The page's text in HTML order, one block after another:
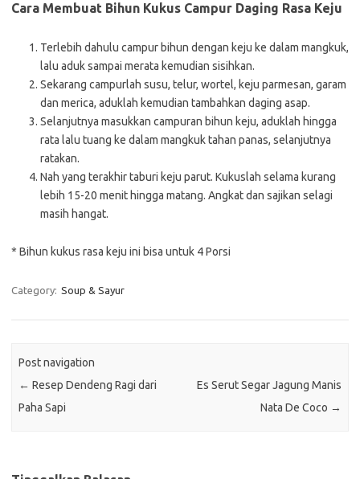
Cara Membuat Bihun Kukus Campur Daging Rasa Keju
Terlebih dahulu campur bihun dengan keju ke dalam mangkuk,
lalu aduk sampai merata kemudian sisihkan.
Sekarang campurlah susu, telur, wortel, keju parmesan, garam
dan merica, aduklah kemudian tambahkan daging asap.
Selanjutnya masukkan campuran bihun keju, aduklah hingga
rata lalu tuang ke dalam mangkuk tahan panas, selanjutnya
ratakan.
Nah yang terakhir taburi keju parut. Kukuslah selama kurang
lebih 15-20 menit hingga matang. Angkat dan sajikan selagi
masih hangat.
* Bihun kukus rasa keju ini bisa untuk 4 Porsi
Category: Soup & Sayur
Post navigation
← Resep Dendeng Ragi dari
Paha Sapi
Es Serut Segar Jagung Manis
Nata De Coco →